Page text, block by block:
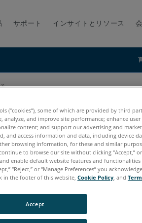
サポート インサイトとリソース
(“cookies”), some of which are provided by third
and improve site performance; enhance user
content; and support our advertising and
and access information and data, including device
browsing information, for these and similar
to browse our site without clicking “Accept,”
enable default website features and
“Reject,” or “Manage Preferences” you
in the footer of this website, Cookie Policy, and
Accept